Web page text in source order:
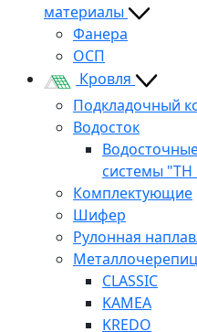
материалы
Фанера
ОСП
Кровля
Подкладочный
Водосток
системы "ТН
Комплектующие
Шифер
Рулонная
CLASSIC
KAMEA
KREDO